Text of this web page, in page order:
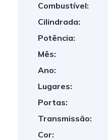
Combustível:
Cilindrada:
Potência:
Mês:
Ano:
Lugares:
Portas:
Transmissão:
Cor: